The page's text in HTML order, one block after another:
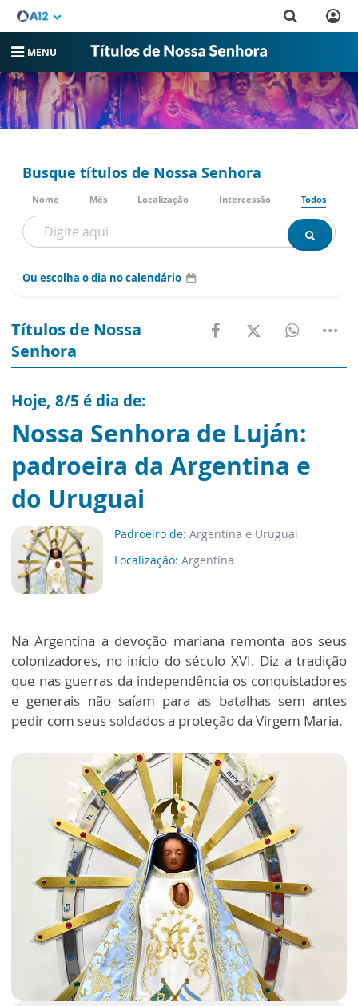
MENU
Busque títulos de Nossa Senhora
Nome Mês Localização Intercessão Todos
Ou escolha o dia no calendário
Títulos de Nossa
Senhora
Hoje, 8/5 é dia de:
Nossa Senhora de Luján:
padroeira da Argentina e
do Uruguai
Padroeiro de: Argentina e Uruguai
Localização: Argentina
Na Argentina a devoção mariana remonta aos seus
colonizadores, no início do século XVI. Diz a tradição
que nas guerras da independência os conquistadores
e generais não saíam para as batalhas sem antes
pedir com seus soldados a proteção da Virgem Maria.